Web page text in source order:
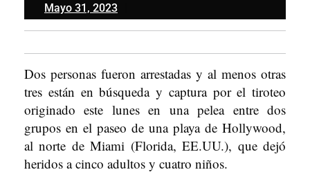
Mayo 31, 2023Mayo
31,
Dos personas fueron arrestadas y al menos otras
tres están en búsqueda y captura por el tiroteo
originado este lunes en una pelea entre dos
grupos en el paseo de una playa de Hollywood,
al norte de Miami (Florida, EE.UU.), que dejó
heridos a cinco adultos y cuatro niños.